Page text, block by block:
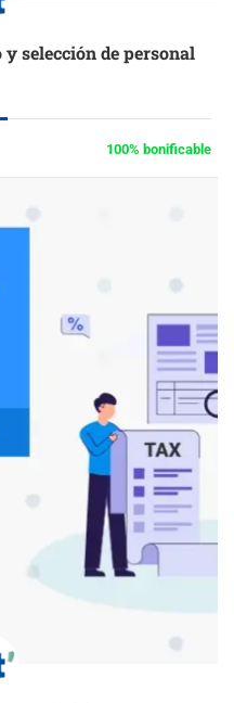
selección de personal
100% bonificable